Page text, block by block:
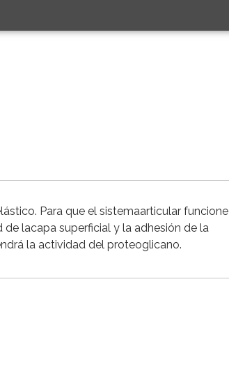
Para que el sistemaarticular funcione
lacapa superficial y la adhesión de la
la actividad del proteoglicano.